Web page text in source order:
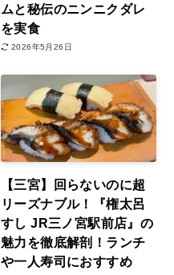
ムと秘伝のニンニクダレ
を実食
2026年5月26日
【三宮】回らないのに超
リーズナブル！『権太呂
すし JR三ノ宮駅前店』の
魅力を徹底解剖！ランチ
や一人寿司におすすめ